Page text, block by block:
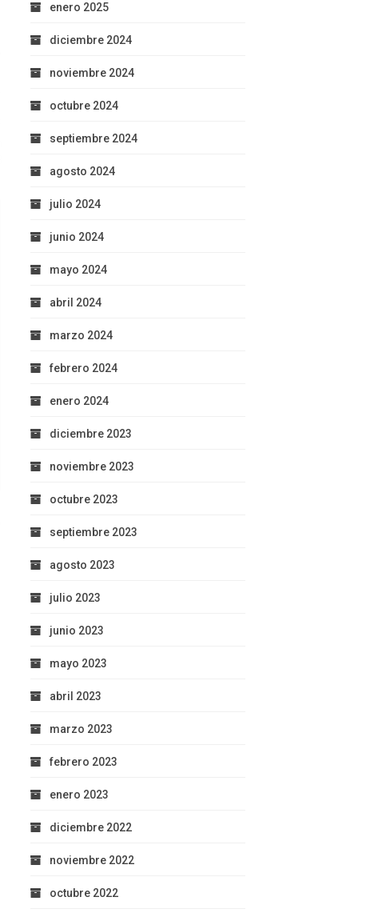
enero 2025
diciembre 2024
noviembre 2024
octubre 2024
septiembre 2024
agosto 2024
julio 2024
junio 2024
mayo 2024
abril 2024
marzo 2024
febrero 2024
enero 2024
diciembre 2023
noviembre 2023
octubre 2023
septiembre 2023
agosto 2023
julio 2023
junio 2023
mayo 2023
abril 2023
marzo 2023
febrero 2023
enero 2023
diciembre 2022
noviembre 2022
octubre 2022